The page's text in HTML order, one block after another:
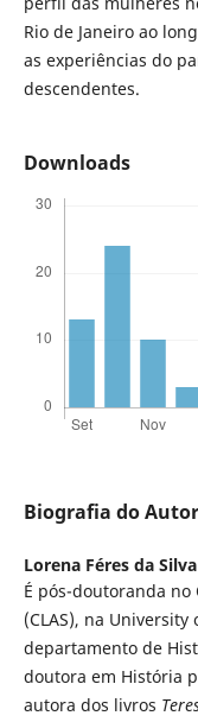
Rio de Janeiro ao
as experiências do
descendentes.
Downloads
Biografia do Autor
Lorena Féres da
É pós-doutoranda
(CLAS), na
departamento de
doutora em História
autora dos livros